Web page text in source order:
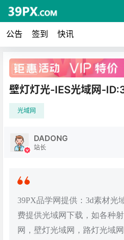
公告 签到 快讯
广告
壁灯灯光-IES光域网-
光域网
DADONG
站长
39PX品学网提供：3d素材光
费提供光域网下载，如各种
网，壁灯光域网，路灯光域